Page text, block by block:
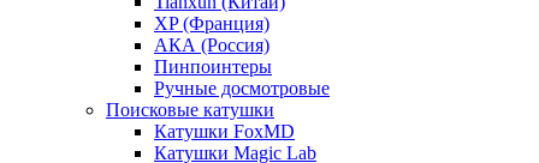
XP (Франция)
АКА (Россия)
Пинпоинтеры
Ручные досмотровые
Поисковые катушки
Катушки FoxMD
Катушки Magic Lab